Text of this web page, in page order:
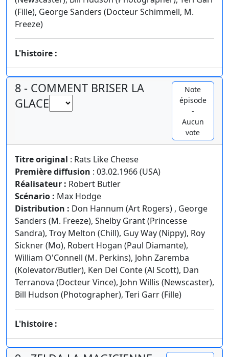
(Fille), George Sanders (Docteur Schimmell, M.
Freeze)
L'histoire :
8 - COMMENT BRISER LA
GLACE
Note
épisode
-
Aucun
vote
Titre original : Rats Like Cheese
Première diffusion : 03.02.1966 (USA)
Réalisateur : Robert Butler
Scénario : Max Hodge
Distribution : Don Hannum (Art Rogers) , George
Sanders (M. Freeze), Shelby Grant (Princesse
Sandra), Troy Melton (Chill), Guy Way (Nippy), Roy
Sickner (Mo), Robert Hogan (Paul Diamante),
William O'Connell (M. Perkins), John Zaremba
(Kolevator/Butler), Ken Del Conte (Al Scott), Dan
Terranova (Docteur Vince), John Willis (Newscaster),
Bill Hudson (Photographer), Teri Garr (Fille)
L'histoire :